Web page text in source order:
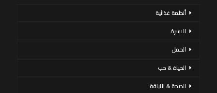
أنظمة غذائية
الاسرة
الحمل
الحياة & حب
الصحة & اللياقة